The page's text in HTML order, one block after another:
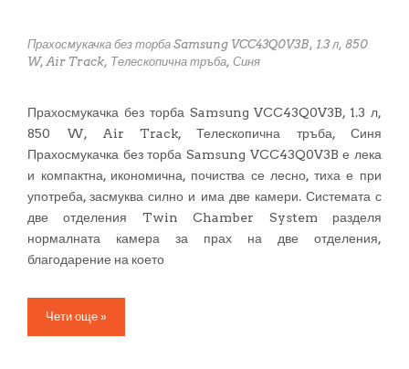
Прахосмукачка без торба Samsung VCC43Q0V3B, 1.3 л, 850
W, Air Track, Телескопична тръба, Синя
Прахосмукачка без торба Samsung VCC43Q0V3B, 1.3 л,
850 W, Air Track, Телескопична тръба, Синя
Прахосмукачка без торба Samsung VCC43Q0V3B е лека
и компактна, икономична, почиства се лесно, тиха е при
употреба, засмуква силно и има две камери. Системата с
две отделения Twin Chamber System разделя
нормалната камера за прах на две отделения,
благодарение на което
Чети още »